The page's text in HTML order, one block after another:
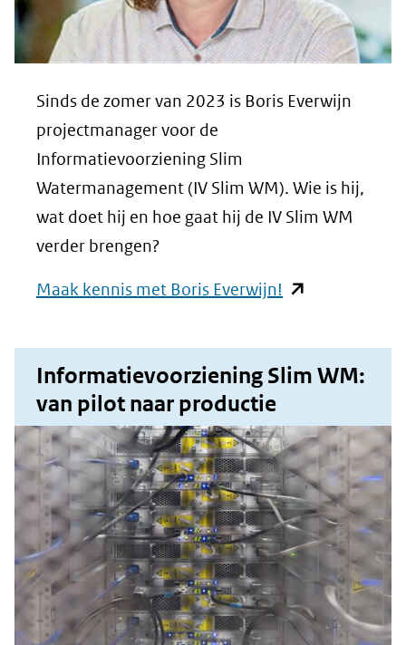
Sinds de zomer van 2023 is Boris Everwijn
projectmanager voor de
Informatievoorziening Slim
Watermanagement (IV Slim WM). Wie is hij,
wat doet hij en hoe gaat hij de IV Slim WM
verder brengen?
Maak kennis met Boris Everwijn! (opent
nieuw
venster)
naar
een
andere
website)
Informatievoorziening Slim WM:
van pilot naar productie